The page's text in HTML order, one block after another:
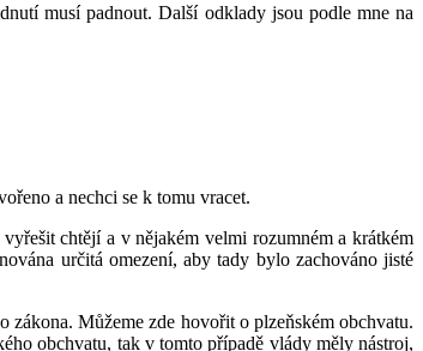
musí padnout. Další odklady jsou podle mne na
a nechci se k tomu vracet.
chtějí a v nějakém velmi rozumném a krátkém
určitá omezení, aby tady bylo zachováno jisté
Můžeme zde hovořit o plzeňském obchvatu.
obchvatu, tak v tomto případě vlády měly nástroj,